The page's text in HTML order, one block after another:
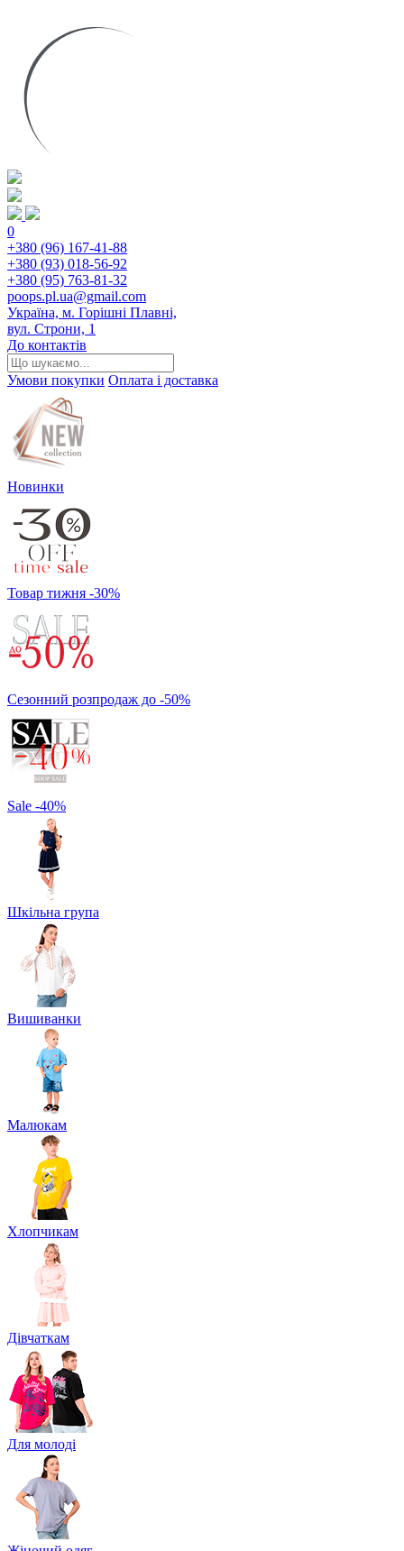
0
+380 (96) 167-41-88
+380 (93) 018-56-92
+380 (95) 763-81-32
poops.pl.ua@gmail.com
Україна, м. Горішні Плавні,
вул. Строни, 1
До контактів
Умови покупки Оплата і доставка
Новинки
Товар тижня -30%
Сезонний розпродаж до -50%
Sale -40%
Шкільна група
Вишиванки
Малюкам
Хлопчикам
Дівчаткам
Для молоді